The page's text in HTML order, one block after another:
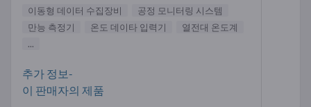
이동형 데이터 수집장비
공정 모니터링 시스템
만능 측정기
온도 데이타 입력기
열전대 온도계
...
추가 정보-
이 판매자의 제품